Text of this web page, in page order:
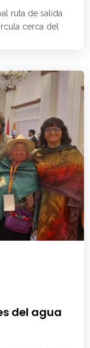
ruta de salida
cerca del
del agua